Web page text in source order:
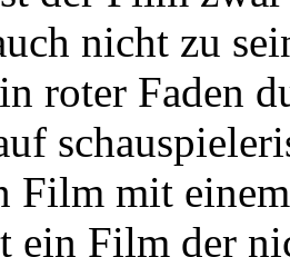
nicht zu
roter Faden
Film mit
ein Film der